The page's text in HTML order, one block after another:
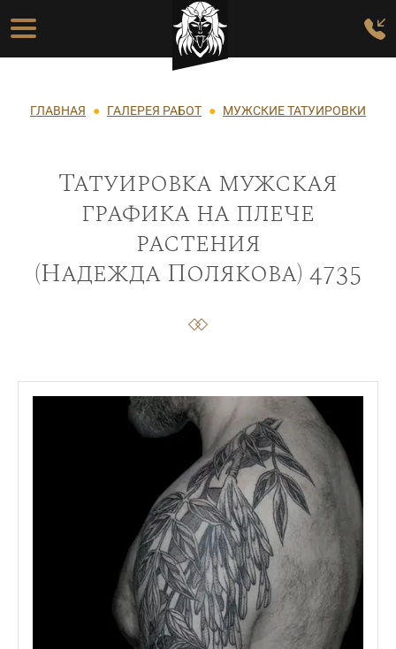
Перейти к основному содержанию
Основная навигация
Строка навигации
ГЛАВНАЯ ГАЛЕРЕЯ РАБОТ МУЖСКИЕ ТАТУИРОВКИ
Татуировка мужская
графика на плече
растения
(Надежда Полякова) 4735